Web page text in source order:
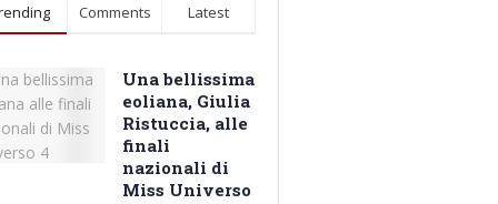
Comments Latest
Una bellissima
eoliana, Giulia
Ristuccia, alle
finali
nazionali di
Miss Universo